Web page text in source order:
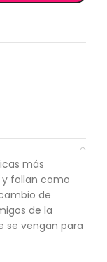
más
y follan como
de
de la
se vengan para